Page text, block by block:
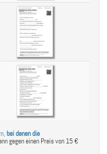
bei denen die
gegen einen Preis von 15 €